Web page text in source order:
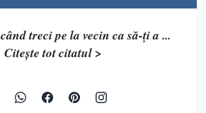
treci pe la vecin ca să-ţi a ...
Citește tot citatul >